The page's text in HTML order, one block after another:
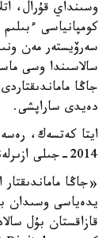
كومپانياسى ءبىلىم
سەرۆيستەر مەن
سالاسىندا وسى
جاڭا
دەيدى ساراپشى.
ايتا كەتسەك،
2014-جىلى ازىرلەنگەن.
«جاڭا ماماندىقتار
يدەياسى وسىدان
قازاقستان بۇل